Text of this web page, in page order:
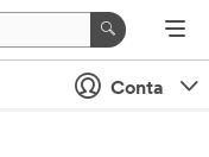
Conta